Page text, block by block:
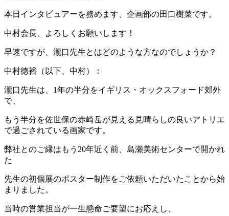
本日インタビュアーを務めます、企画部の田口樹菜です。
中村会長、よろしくお願いします！
早速ですが、瀧口先生とはどのような方なのでしょうか？
中村徳裕（以下、中村）：
瀧口先生は、1年の半分をイギリス・オックスフォード郊外
で、
もう半分を佐世保の赤崎岳が見える見晴らしの良いアトリエ
で過ごされている画家です。
弊社とのご縁はもう20年近く前、島瀬美術センターで開かれ
た
先生の初個展のポスター制作をご依頼いただいたことから始
まりました。
当時の営業担当が一生懸命ご要望にお応えし、